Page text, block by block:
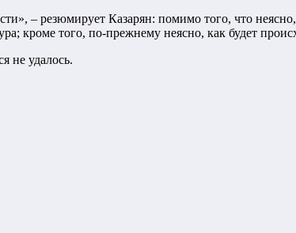
– резюмирует Казарян: помимо того, что неясно,
кроме того, по-прежнему неясно, как будет
не удалось.